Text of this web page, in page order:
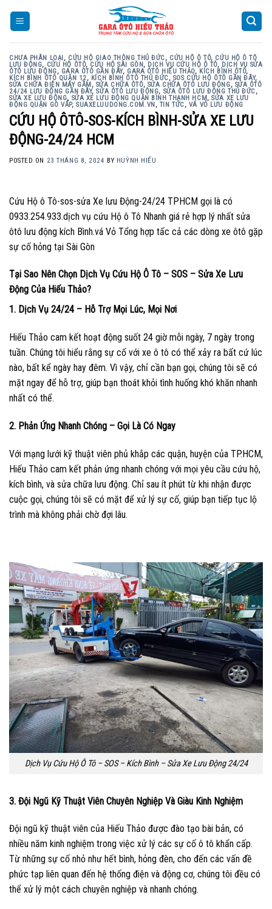
CHƯA PHÂN LOẠI, CỨU HỘ GIAO THÔNG THỦ ĐỨC, CỨU HỘ Ô TÔ, CỨU HỘ Ô TÔ
LƯU ĐỘNG, CỨU HỘ ÔTÔ, CỨU HỘ SÀI GÒN, DỊCH VỤ CỨU HỘ Ô TÔ, DỊCH VỤ SỬA
ÔTÔ LƯU ĐỘNG, GARA ÔTÔ GẦN ĐÂY, GARA ÔTÔ HIẾU THẢO, KÍCH BÌNH ÔTÔ,
KÍCH BÌNH ÔTÔ QUẬN 12, KÍCH BÌNH ÔTÔ THỦ ĐỨC, SOS CỨU HỘ ÔTÔ GẦN ĐÂY,
SỬA CHỮA ĐIỆN MÁY GẦM, SỬA CHỮA ÔTÔ, SỬA CHỮA ÔTÔ LƯU ĐỘNG, SỬA ÔTÔ
24/24 LƯU ĐỘNG GẦN ĐÂY,SỬA ÔTÔ LƯU ĐỘNG, SỬA ÔTÔ LƯU ĐỘNG THỦ ĐỨC,
SỬA XE LƯU ĐỘNG, SỬA XE LƯU ĐỘNG QUẬN BÌNH THẠNH HCM,SỬA XE LƯU
ĐỘNG QUẬN GÒ VẤP,SUAXELUUDONG.COM.VN, TIN TỨC, VÁ VỎ LƯU ĐỘNG
CỨU HỘ ÔTÔ-SOS-KÍCH BÌNH-SỬA XE LƯU
ĐỘNG-24/24 HCM
POSTED ON 23 THÁNG 8, 2024 BY HUỲNH HIẾU
Cứu Hộ ô Tô-sos-sửa Xe lưu Động-24/24 TPHCM gọi là có
0933.254.933.dịch vụ cứu Hộ ô Tô Nhanh giá rẻ hợp lý nhất sửa
ôtô lưu động kích Bình.vá Vỏ Tổng hợp tấc cả các dòng xe ôtô gặp
sự cố hỏng tại Sài Gòn
Tại Sao Nên Chọn Dịch Vụ Cứu Hộ Ô Tô – SOS – Sửa Xe Lưu
Động Của Hiếu Thảo?
1. Dịch Vụ 24/24 – Hỗ Trợ Mọi Lúc, Mọi Nơi
Hiếu Thảo cam kết hoạt động suốt 24 giờ mỗi ngày, 7 ngày trong
tuần. Chúng tôi hiểu rằng sự cố với xe ô tô có thể xảy ra bất cứ lúc
nào, bất kể ngày hay đêm. Vì vậy, chỉ cần bạn gọi, chúng tôi sẽ có
mặt ngay để hỗ trợ, giúp bạn thoát khỏi tình huống khó khăn nhanh
nhất có thể.
2. Phản Ứng Nhanh Chóng – Gọi Là Có Ngay
Với mạng lưới kỹ thuật viên phủ khắp các quận, huyện của TP.HCM,
Hiếu Thảo cam kết phản ứng nhanh chóng với mọi yêu cầu cứu hộ,
kích bình, và sửa chữa lưu động. Chỉ sau ít phút từ khi nhận được
cuộc gọi, chúng tôi sẽ có mặt để xử lý sự cố, giúp bạn tiếp tục lộ
trình mà không phải chờ đợi lâu.
Dịch Vụ Cứu Hộ Ô Tô – SOS – Kích Bình – Sửa Xe Lưu Động 24/24
3. Đội Ngũ Kỹ Thuật Viên Chuyên Nghiệp Và Giàu Kinh Nghiệm
Đội ngũ kỹ thuật viên của Hiếu Thảo được đào tạo bài bản, có
nhiều năm kinh nghiệm trong việc xử lý các sự cố ô tô khẩn cấp.
Từ những sự cố nhỏ như hết bình, hỏng đèn, cho đến các vấn đề
phức tạp liên quan đến hệ thống điện và động cơ, chúng tôi đều có
thể xử lý một cách chuyên nghiệp và nhanh chóng.